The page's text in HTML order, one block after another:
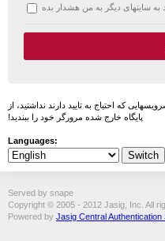
به سایتهای دیگر به من هشدار بده
که احتیاج به تایید دارند نداشتید، از
پایگاه خارج شده مرورگر خود را ببندید!
Languages:
Served by snape
Copyright © 2005 - 2012 Jasig, Inc. All
Powered by Jasig Central Authentication